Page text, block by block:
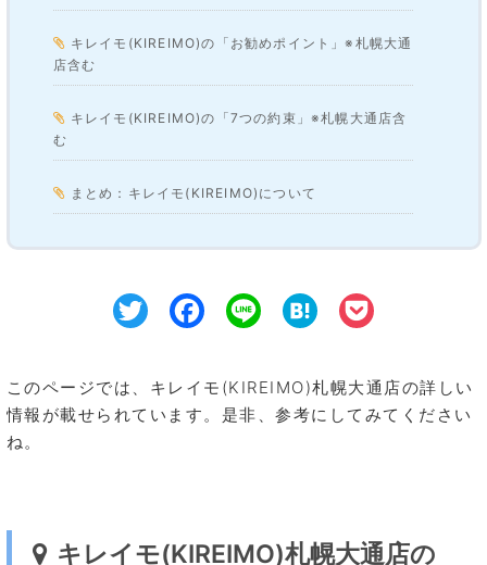
キレイモ(KIREIMO)の「お勧めポイント」※札幌大通
店含む
キレイモ(KIREIMO)の「7つの約束」※札幌大通店含
む
まとめ：キレイモ(KIREIMO)について
TwitterFacebook
Line Hatena
このページでは、キレイモ(KIREIMO)札幌大通店の詳しい
情報が載せられています。是非、参考にしてみてください
ね。
キレイモ(KIREIMO)札幌大通店の